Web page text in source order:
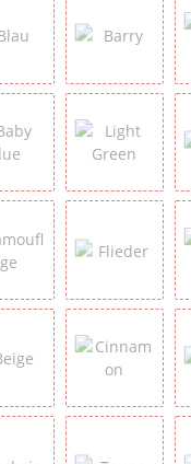
Blau Barry
Baby Blue Light
Camouflage Flieder
Beige Cinnamon